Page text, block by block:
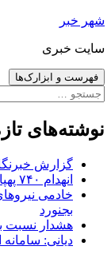
رفتن
نوشته‌ها
شهر خبر
سایت خبری
فهرست و ابزارک‌ها
جستجو
نوشته‌های
گزارش
انهدام ۷۴۰ پهپاد اوکراینی طی یک روز
خادمی
بجنورد
هشدار نسبت
دیانی: